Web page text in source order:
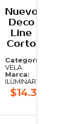
Nuevo
Deco
Line
Corto
Categoría:
VELA
Marca:
ILUMINARTE
$14.323,75